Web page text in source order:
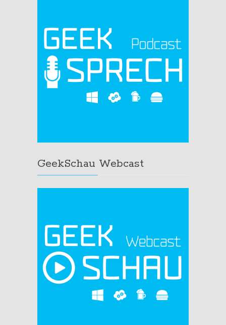
GeekSchau Webcast